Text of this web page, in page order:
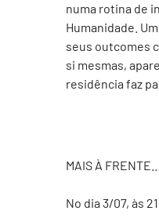
numa rotina de
Humanidade.
seus outcomes
si mesmas,
residência faz
MAIS À FRENTE…
No dia 3/07, às